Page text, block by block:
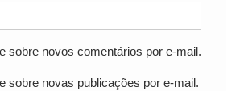
sobre novos comentários por e-mail.
sobre novas publicações por e-mail.